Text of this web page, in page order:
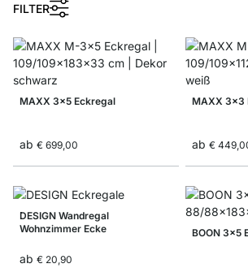
FILTER
MAXX 3x5 Eckregal
ab € 699,00
MAXX 3x3
ab €
DESIGN Wandregal
Wohnzimmer Ecke
ab € 20,90
BOON 3x5